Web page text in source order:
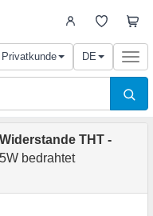
Privatkunde DE
Widerstande THT -
bedrahtet